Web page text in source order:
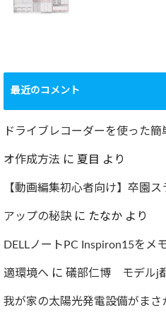
2022.12.24
要再検査となって
しまった…
2022.07.30
最近のコメント
ドライブレコーダーを使った
オ作成方法 に 夏目 より
【動画編集初心者向け】卒園
アップの秘訣に たなか より
DELLノートPC Inspiron15をメ
適環境へ に 礒部仁博 モデルj
我が家の太陽光発電設備がま